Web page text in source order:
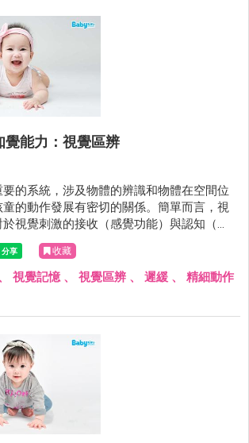
覺能力：視覺區辨
的系統，涉及物體的辨識和物體在空間位
的動作發展有密切的關係。簡單而言，視
視覺刺激的接收（感覺功能）與認知（特
的整個過程。
收藏
視覺記憶、 視覺區辨 、 遲緩 、 精細動作